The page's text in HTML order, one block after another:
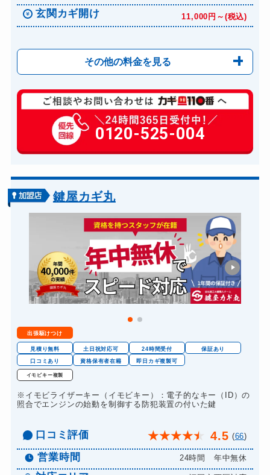
玄関カギ開け 11,000円～(税込)
その他の料金を見る
玄関カギ修理 6,600円～(税込)
玄関カギ作成 14,300円～(税込)
玄関カギ交換 14,300円～(税込)
バイクカギ開け
バイクカギ作成 16,500円～(税込)
スーツケースカギ開け 8,800円～(税込)
スーツケースカギ作成 8,800円～(税込)
金庫カギ開け 14,300円～(税込)
金庫カギ修理 11,000円～(税込)
ロッカーカギ開け 8,800円～(税込)
ドアノブカギ開け 10,780円～(税込)
ドアノブカギ作成
ドアノブカギ交換 11,000円～(税込)
0120-525-004
鍵屋カギ丸
出張駆けつけ
見積り無料 土日祝対応可 24時間受付
保証あり
口コミあり
資格保有者在籍 即日カギ複製可
イモビキー複製
※イモビライザーキー（イモビキー）：電子的なキー（ID）の
照合でエンジンの始動を制御する防犯装置の付いた鍵
口コミ評価 ★★★★★ 4.5 (66)
営業時間 24時間 年中無休